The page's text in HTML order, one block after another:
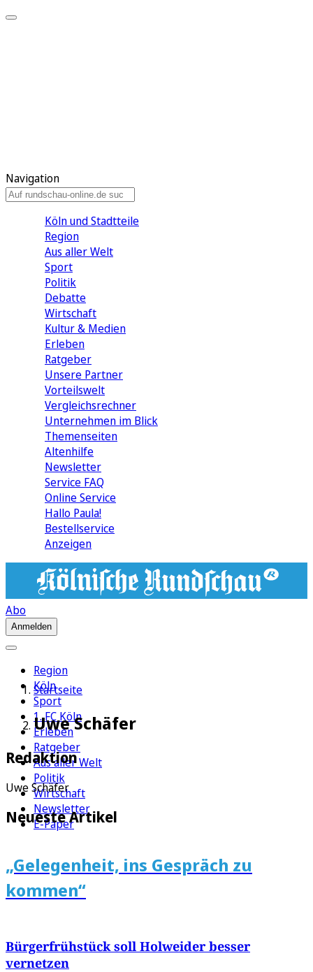
Navigation
Köln und Stadtteile
Region
Aus aller Welt
Sport
Politik
Debatte
Wirtschaft
Kultur & Medien
Erleben
Ratgeber
Unsere Partner
Vorteilswelt
Vergleichsrechner
Unternehmen im Blick
Themenseiten
Altenhilfe
Newsletter
Service FAQ
Online Service
Hallo Paula!
Bestellservice
Anzeigen
Abo
Anmelden
Region
Köln
Sport
1. FC Köln
Erleben
Ratgeber
Aus aller Welt
Politik
Wirtschaft
Newsletter
E-Paper
Startseite
Uwe Schäfer
Redaktion
Uwe Schäfer
Neueste Artikel
„Gelegenheit, ins Gespräch zu
kommen“
Bürgerfrühstück soll Holweider besser
vernetzen